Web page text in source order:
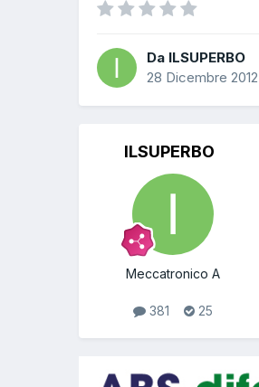
Da ILSUPERBO
28 Dicembre 2012
ILSUPERBO
Meccatronico A
381 25